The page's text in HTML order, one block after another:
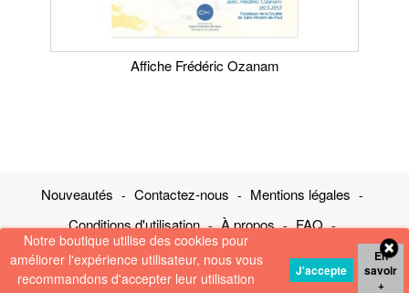
Notre boutique utilise des cookies pour
améliorer l'expérience utilisateur, nous vous
recommandons d'accepter leur utilisation
J'accepte
En
savoir
+
Affiche Frédéric Ozanam
Nouveautés Contactez-nous
Mentions légales
Conditions d'utilisation
À propos
FAQ
Charte de confidentialité
Plan de site
www.ssvp.fr